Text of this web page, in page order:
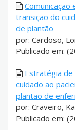
Comunicação
transição do
de plantão
por: Cardoso,
Publicado em:
Estratégia de
cuidado ao
plantão de
por: Craveiro,
Publicado em: